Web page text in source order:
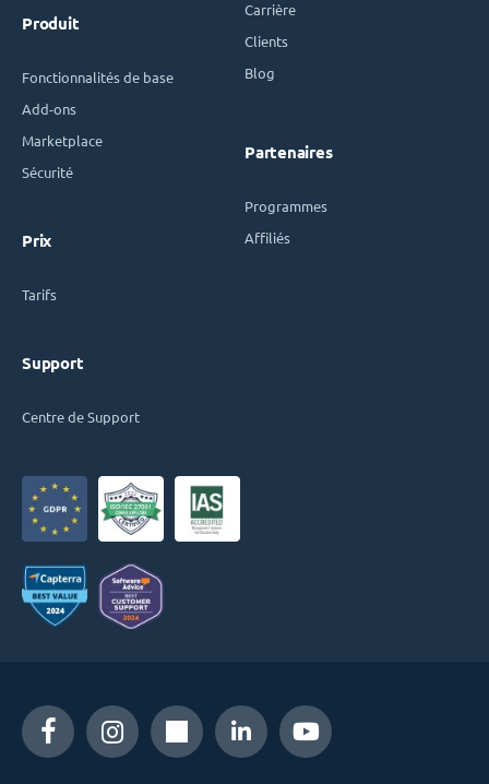
Produit
Fonctionnalités de base
Add-ons
Marketplace
Sécurité
Prix
Tarifs
Support
Centre de Support
Carrière
Clients
Blog
Partenaires
Programmes
Affiliés